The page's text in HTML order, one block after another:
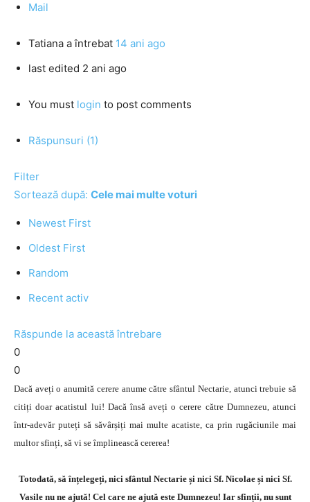
Mail
Tatiana a întrebat 14 ani ago
last edited 2 ani ago
You must login to post comments
Răspunsuri (1)
Filter
Sortează după: Cele mai multe voturi
Newest First
Oldest First
Random
Recent activ
Răspunde la această întrebare
0
0
Dacă aveți o anumită cerere anume către sfântul Nectarie, atunci trebuie să
citiți doar acatistul lui! Dacă însă aveți o cerere către Dumnezeu, atunci
într-adevăr puteți să săvârșiți mai multe acatiste, ca prin rugăciunile mai
multor sfinți, să vi se împlinească cererea!
Totodată, să înțelegeți, nici sfântul Nectarie și nici Sf. Nicolae și nici Sf.
Vasile nu ne ajută! Cel care ne ajută este Dumnezeu! Iar sfinții, nu sunt